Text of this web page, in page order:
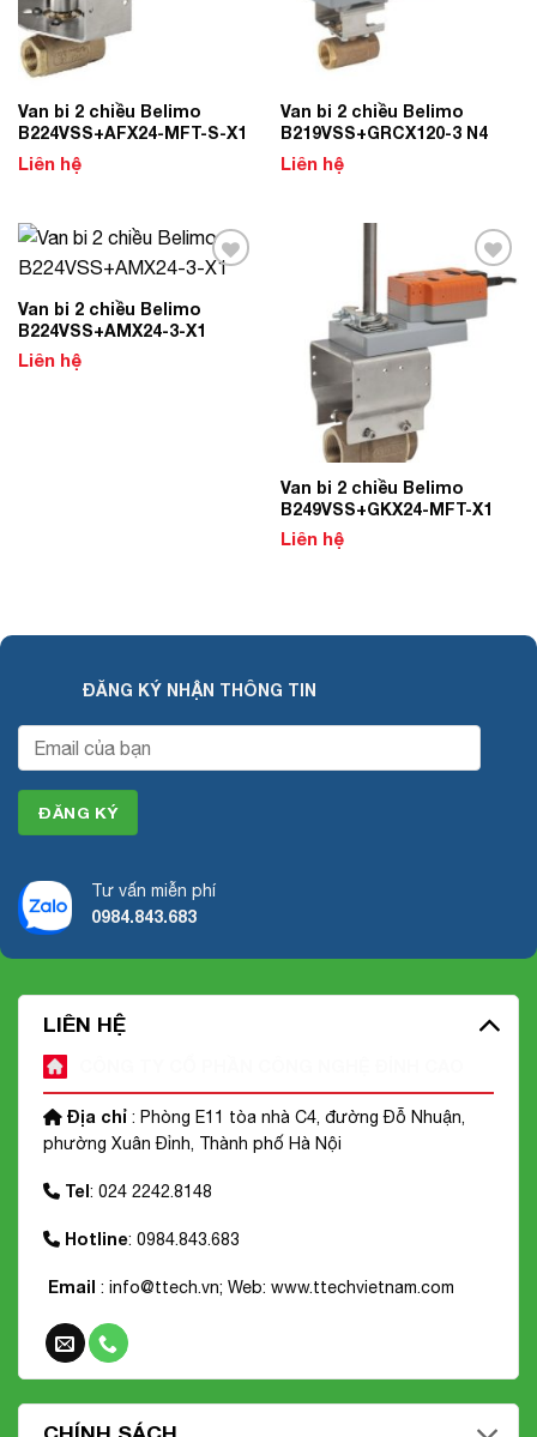
Van bi 2 chiều Belimo
B224VSS+AFX24-MFT-S-X1
Liên hệ
Van bi 2 chiều Belimo
B219VSS+GRCX120-3 N4
Liên hệ
Van bi 2 chiều Belimo
B224VSS+AMX24-3-X1
Liên hệ
Add to
Wishlist
Van bi 2 chiều Belimo
B249VSS+GKX24-MFT-X1
Liên hệ
ĐĂNG KÝ NHẬN THÔNG TIN
Tư vấn miễn phí
0984.843.683
LIÊN HỆ
Địa chỉ : Phòng E11 tòa nhà C4, đường Đỗ Nhuận,
phường Xuân Đỉnh, Thành phố Hà Nội
Tel: 024 2242.8148
Hotline: 0984.843.683
Email : info@ttech.vn; Web: www.ttechvietnam.com